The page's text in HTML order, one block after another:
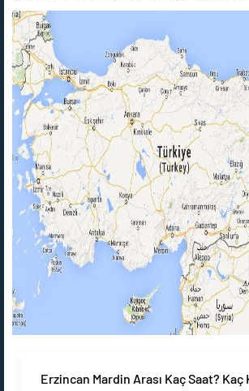
Erzincan Mardin Arası Kaç Saat? Kaç